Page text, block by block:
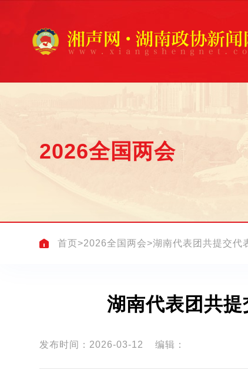
2026全国两会
首页>2026全国两会>湖南代表团共提交代
湖南代表团共
发布时间：2026-03-12 编辑：